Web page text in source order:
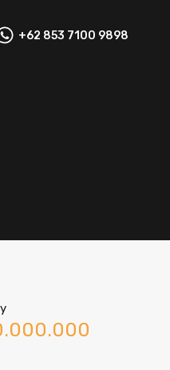
+62 853 7100 9898‬